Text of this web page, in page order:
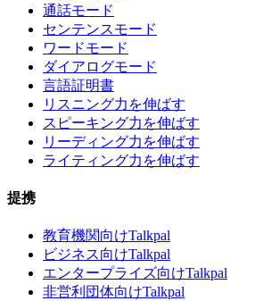
通話モード
センテンスモード
ワードモード
ダイアログモード
言語証明書
リスニング力を伸ばす
スピーキング力を伸ばす
リーディング力を伸ばす
ライティング力を伸ばす
提携
教育機関向けTalkpal
ビジネス向けTalkpal
エンタープライズ向けTalkpal
非営利団体向けTalkpal